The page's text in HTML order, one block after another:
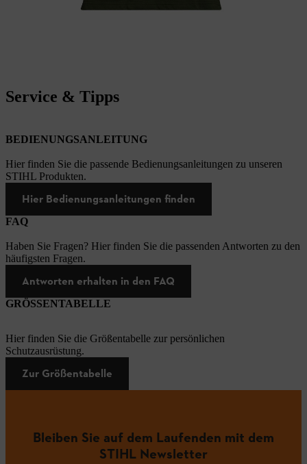
Service & Tipps
BEDIENUNGSANLEITUNG
Hier finden Sie die passende Bedienungsanleitungen zu unseren
STIHL Produkten.
Hier Bedienungsanleitungen finden
FAQ
Haben Sie Fragen? Hier finden Sie die passenden Antworten zu den
häufigsten Fragen.
Antworten erhalten in den FAQ
GRÖSSENTABELLE
Hier finden Sie die Größentabelle zur persönlichen
Schutzausrüstung.
Zur Größentabelle
Bleiben Sie auf dem Laufenden mit dem
STIHL Newsletter